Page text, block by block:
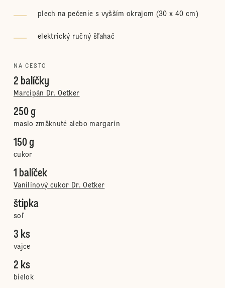
plech na pečenie s vyšším okrajom (30 x 40 cm)
elektrický ručný šľahač
NA CESTO
2 balíčky
Marcipán Dr. Oetker
250 g
maslo zmäknuté alebo margarín
150 g
cukor
1 balíček
Vanilínový cukor Dr. Oetker
štipka
soľ
3 ks
vajce
2 ks
bielok